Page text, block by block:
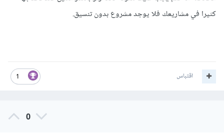
كثيرا في مشاريعك فلا يوجد مشروع بدون تنسيق.
1 اقتباس
0